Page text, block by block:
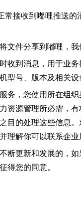
常接收到嘟哩推送
文件分享到嘟哩，
收到消息，用于业
型号、版本及相关设
务，您使用所在组
资源管理所必需，
目的处理这些信息
理解你可以联系企业
断更新和发展的，
得您的同意。